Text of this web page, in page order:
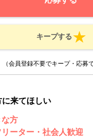
キープする
（会員登録不要でキープ・応募
に来てほしい
方
ーター・社会人歓迎